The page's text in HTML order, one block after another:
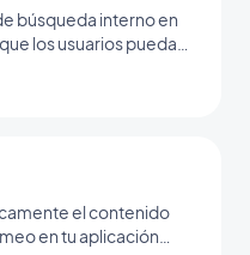
búsqueda interno en
los usuarios puedan
de búsqueda de
el contenido
en tu aplicación